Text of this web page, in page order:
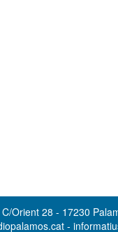
Orient 28 - 17230
-